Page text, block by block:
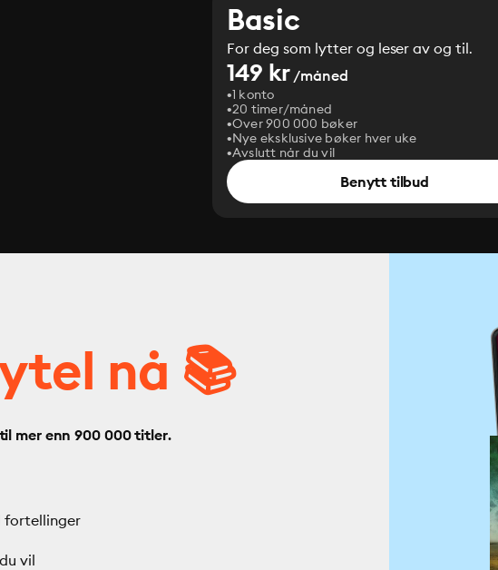
Basic
For deg som lytter og leser av og til.
149 kr/måned
1 konto
20 timer/måned
Over 900 000 bøker
Nye eksklusive bøker hver uke
Avslutt når du vil
Benytt tilbud
nå 📚
mer enn 900 000 titler.
fortellinger
vil